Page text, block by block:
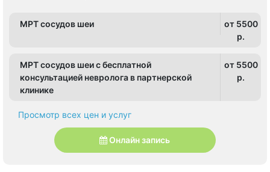
МРТ сосудов шеи
от 5500
p.
МРТ сосудов шеи с бесплатной
консультацией невролога в партнерской
клинике
от 5500
p.
Просмотр всех цен и услуг
Онлайн запись